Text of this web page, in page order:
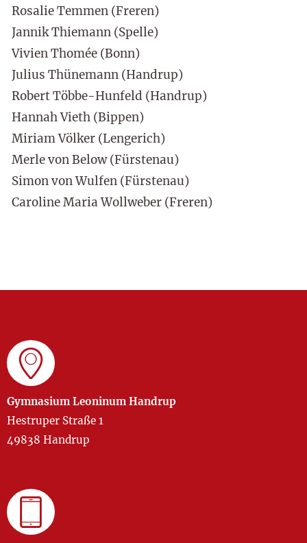
Rosalie Temmen (Freren)
Jannik Thiemann (Spelle)
Vivien Thomée (Bonn)
Julius Thünemann (Handrup)
Robert Többe-Hunfeld (Handrup)
Hannah Vieth (Bippen)
Miriam Völker (Lengerich)
Merle von Below (Fürstenau)
Simon von Wulfen (Fürstenau)
Caroline Maria Wollweber (Freren)
Gymnasium Leoninum Handrup
Hestruper Straße 1
49838 Handrup